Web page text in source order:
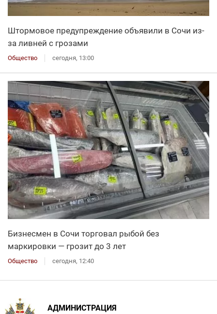
Штормовое предупреждение объявили в Сочи из-
за ливней с грозами
Общество сегодня, 13:00
Бизнесмен в Сочи торговал рыбой без
маркировки — грозит до 3 лет
Общество сегодня, 12:40
АДМИНИСТРАЦИЯ